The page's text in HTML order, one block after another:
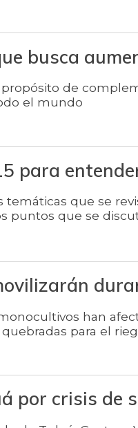
busca
de
el mundo
para
que se
puntos que se
han
para el
por crisis de